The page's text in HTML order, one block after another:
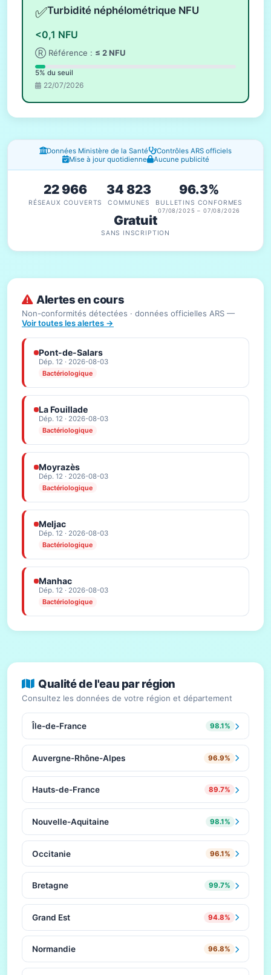
✅Turbidité néphélométrique NFU
<0,1 NFU
Ⓡ Référence : ≤ 2 NFU
5% du seuil
22/07/2026
Fenêtres d'information
Données Ministère de la Santé
Contrôles ARS officiels
Mise à jour quotidienne
Aucune publicité
22 966
RÉSEAUX COUVERTS
34 823
COMMUNES
96.3%
BULLETINS CONFORMES
07/08/2025 – 07/08/2026
Gratuit
SANS INSCRIPTION
Alertes en cours
Non-conformités détectées · données officielles ARS —
Voir toutes les alertes →
Pont-de-Salars
Dép. 12 · 2026-08-03
Bactériologique
La Fouillade
Dép. 12 · 2026-08-03
Bactériologique
Moyrazès
Dép. 12 · 2026-08-03
Bactériologique
Meljac
Dép. 12 · 2026-08-03
Bactériologique
Manhac
Dép. 12 · 2026-08-03
Bactériologique
Qualité de l'eau par région
Consultez les données de votre région et département
Île-de-France 98.1%
Auvergne-Rhône-Alpes 96.9%
Hauts-de-France 89.7%
Nouvelle-Aquitaine 98.1%
Occitanie 96.1%
Bretagne 99.7%
Grand Est 94.8%
Normandie 96.8%